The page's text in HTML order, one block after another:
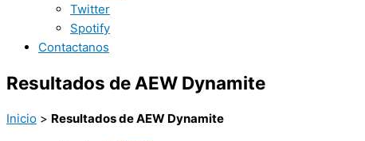
Twitter
Spotify
Contactanos
Resultados de AEW Dynamite
Inicio > Resultados de AEW Dynamite